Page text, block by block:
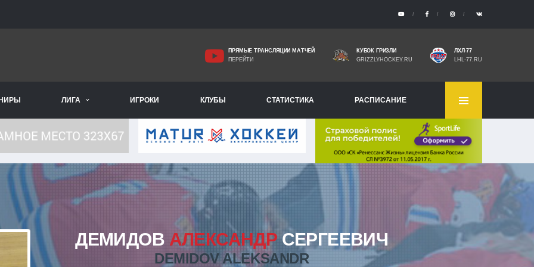
ПРЯМЫЕ ТРАНСЛЯЦИИ МАТЧЕЙ
ПЕРЕЙТИ
КУБОК ГРИЗЛИ
GRIZZLYHOCKEY.RU
ЛХЛ-77
LHL-77.RU
ЛИГА ИГРОКИ КЛУБЫ СТАТИСТИКА РАСПИСАНИЕ
ДЕМИДОВ АЛЕКСАНДРСЕРГЕЕВИЧ
DEMIDOV ALEKSANDR